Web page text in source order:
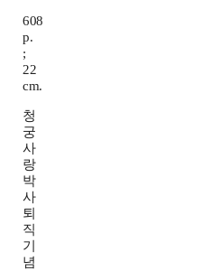
608
p.
;
22
cm.
청
궁
사
랑
박
사
퇴
직
기
념